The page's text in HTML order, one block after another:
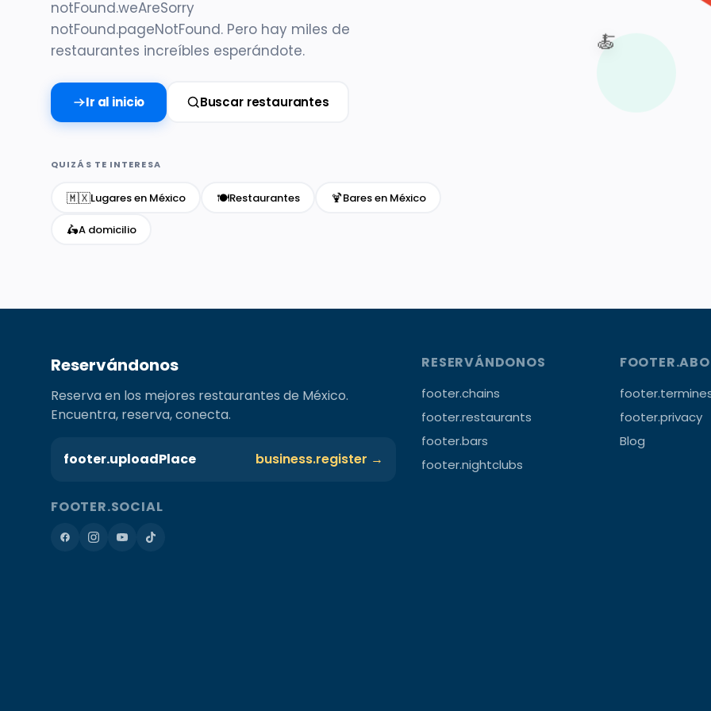
notFound.weAreSorry
notFound.pageNotFound. Pero hay miles de
restaurantes increíbles esperándote.
Ir al inicio Buscar restaurantes
QUIZÁS TE INTERESA
🇲🇽Lugares en México 🍽️Restaurantes 🍹Bares en México
🛵A domicilio
🍝
Reservándonos
Reserva en los mejores restaurantes de México.
Encuentra, reserva, conecta.
footer.uploadPlace business.register →
FOOTER.SOCIAL
RESERVÁNDONOS
footer.chains
footer.restaurants
footer.bars
footer.nightclubs
footer.privacy
Blog